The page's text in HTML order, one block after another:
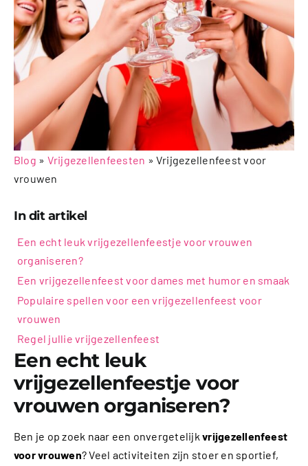
Videos
Uitjes
Beschikbaarheid Aanvragen
Blog » Vrijgezellenfeesten » Vrijgezellenfeest voor
vrouwen
In dit artikel
Een echt leuk vrijgezellenfeestje voor vrouwen
organiseren?
Een vrijgezellenfeest voor dames met humor en smaak
Populaire spellen voor een vrijgezellenfeest voor
vrouwen
Regel jullie vrijgezellenfeest
Een echt leuk
vrijgezellenfeestje voor
vrouwen organiseren?
Ben je op zoek naar een onvergetelijkvrijgezellenfeest
voor vrouwen? Veel activiteiten zijn stoer en sportief,